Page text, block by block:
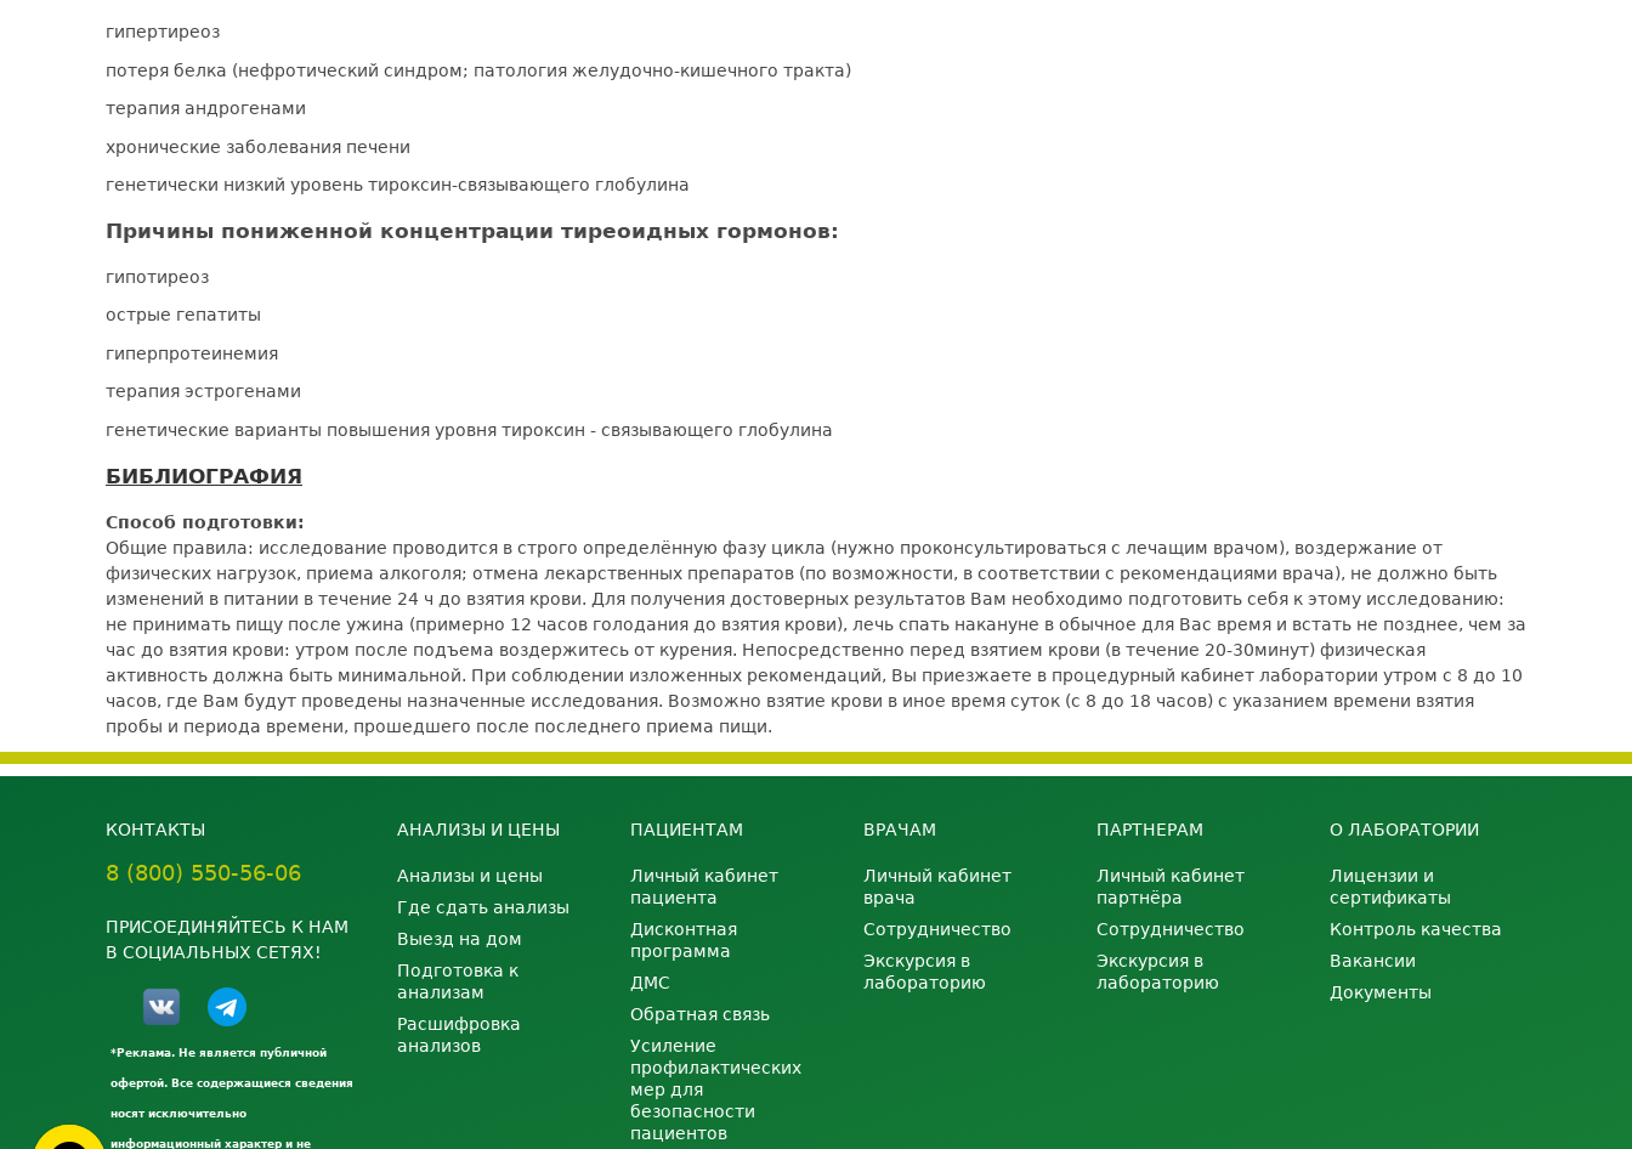
гипертиреоз
потеря белка (нефротический синдром; патология желудочно-кишечного тракта)
терапия андрогенами
хронические заболевания печени
генетически низкий уровень тироксин-связывающего глобулина
Причины пониженной концентрации тиреоидных гормонов:
гипотиреоз
острые гепатиты
гиперпротеинемия
терапия эстрогенами
генетические варианты повышения уровня тироксин - связывающего глобулина
БИБЛИОГРАФИЯ
Способ подготовки:
Общие правила: исследование проводится в строго определённую фазу цикла (нужно проконсультироваться с лечащим врачом), воздержание от
физических нагрузок, приема алкоголя; отмена лекарственных препаратов (по возможности, в соответствии с рекомендациями врача), не должно быть
изменений в питании в течение 24 ч до взятия крови. Для получения достоверных результатов Вам необходимо подготовить себя к этому исследованию:
не принимать пищу после ужина (примерно 12 часов голодания до взятия крови), лечь спать накануне в обычное для Вас время и встать не позднее, чем за
час до взятия крови: утром после подъема воздержитесь от курения. Непосредственно перед взятием крови (в течение 20-30минут) физическая
активность должна быть минимальной. При соблюдении изложенных рекомендаций, Вы приезжаете в процедурный кабинет лаборатории утром с 8 до 10
часов, где Вам будут проведены назначенные исследования. Возможно взятие крови в иное время суток (с 8 до 18 часов) с указанием времени взятия
пробы и периода времени, прошедшего после последнего приема пищи.
КОНТАКТЫ
8 (800) 550-56-06
ПРИСОЕДИНЯЙТЕСЬ К НАМ
В СОЦИАЛЬНЫХ СЕТЯХ!
*Реклама. Не является публичной
офертой. Все содержащиеся сведения
носят исключительно
информационный характер и не
АНАЛИЗЫ И ЦЕНЫ
Анализы и цены
Где сдать анализы
Выезд на дом
Подготовка к
анализам
Расшифровка
анализов
ПАЦИЕНТАМ
Личный кабинет
пациента
Дисконтная
программа
ДМС
Обратная связь
Усиление
профилактических
мер для
безопасности
пациентов
ВРАЧАМ
Личный кабинет
врача
Сотрудничество
Экскурсия в
лабораторию
ПАРТНЕРАМ
Личный кабинет
партнёра
Сотрудничество
Экскурсия в
лабораторию
О ЛАБОРАТОРИИ
Лицензии и
сертификаты
Контроль качества
Вакансии
Документы